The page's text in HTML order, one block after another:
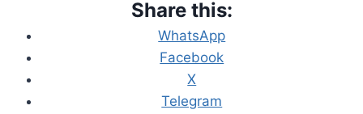
Share this:
WhatsApp
Facebook
X
Telegram